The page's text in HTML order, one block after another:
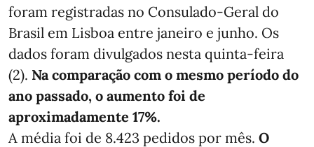
foram registradas no Consulado-Geral do
Brasil em Lisboa entre janeiro e junho. Os
dados foram divulgados nesta quinta-feira
(2). Na comparação com o mesmo período do
ano passado, o aumento foi de
aproximadamente 17%.
A média foi de 8.423 pedidos por mês. O